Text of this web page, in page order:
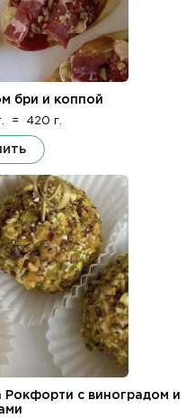
бри и коппой
= 420 г.
Рокфорти с виноградом и